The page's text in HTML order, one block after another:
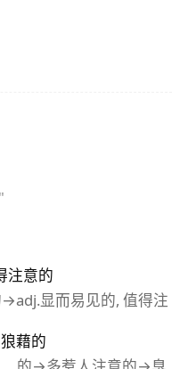
注意的
显而易见的, 值得注
藉的